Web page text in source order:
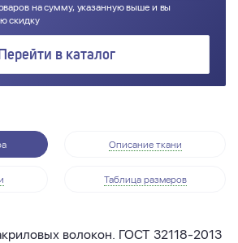
на сумму, указанную выше и вы
скидку
Перейти в каталог
Описание ткани
Таблица размеров
волокон. ГОСТ 32118-2013